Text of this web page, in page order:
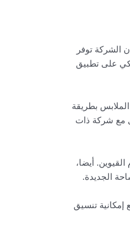
الشركة توفر
على تطبيق
بطريقة
مع شركة ذات
أيضا،
الجديدة.
تنسيق